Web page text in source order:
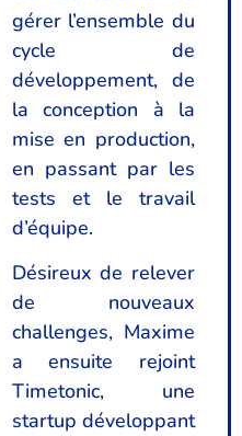
gérer l’ensemble du
cycle de
développement, de
la conception à la
mise en production,
en passant par les
tests et le travail
d’équipe.
Désireux de relever
de nouveaux
challenges, Maxime
a ensuite rejoint
Timetonic, une
startup développant